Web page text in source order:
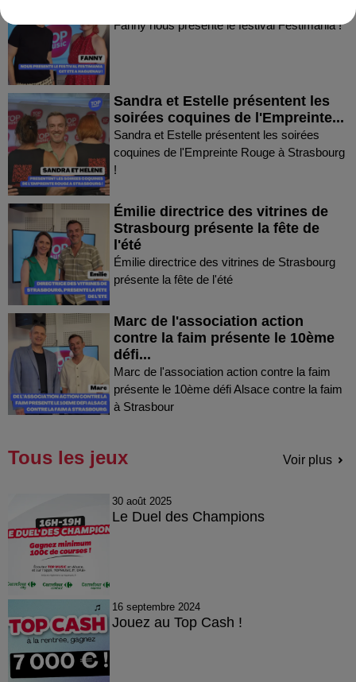
Fanny nous présente le festival Festimania !
Sandra et Estelle présentent les
soirées coquines de l'Empreinte...
Sandra et Estelle présentent les soirées
coquines de l'Empreinte Rouge à Strasbourg
!
Émilie directrice des vitrines de
Strasbourg présente la fête de
l'été
Émilie directrice des vitrines de Strasbourg
présente la fête de l'été
Marc de l'association action
contre la faim présente le 10ème
défi...
Marc de l'association action contre la faim
présente le 10ème défi Alsace contre la faim
à Strasbour
Tous les jeux Voir plus
30 août 2025
Le Duel des Champions
16 septembre 2024
Jouez au Top Cash !